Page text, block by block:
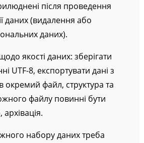
після проведення
даних (видалення або
даних).
якості даних: зберігати
UTF-8, експортувати дані з
окремий файл, структура та
файлу повинні бути
набору даних треба